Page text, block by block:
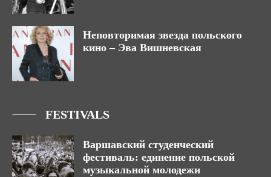
Неповторимая звезда польского
кино – Эва Вишневская
FESTIVALS
Варшавский студенческий
фестиваль: единение польской
музыкальной молодежи